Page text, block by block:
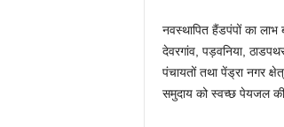
नवस्थापित हैंडपंपों का लाभ
देवरगांव, पड़वनिया,
पंचायतों तथा पेंड्रा नगर
समुदाय को स्वच्छ पेयजल